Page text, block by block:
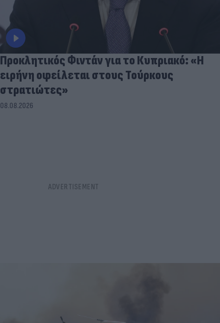
Προκλητικός Φιντάν για το Κυπριακό: «Η
ειρήνη οφείλεται στους Τούρκους
στρατιώτες»
08.08.2026